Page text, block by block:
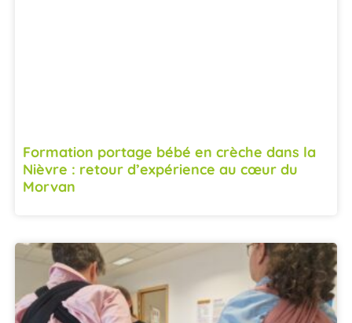
Formation portage bébé en crèche dans la
Nièvre : retour d’expérience au cœur du
Morvan